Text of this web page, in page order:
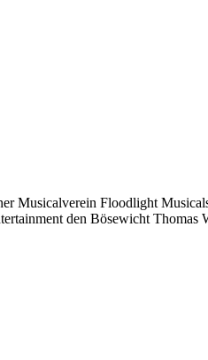
Musicalverein Floodlight
den Bösewicht Thomas